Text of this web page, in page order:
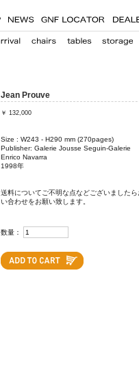
Jean Prouve
￥ 132,000
Size : W243 - H290 mm (270pages)
Publisher: Galerie Jousse Seguin-Galerie
Enrico Navarra
1998年
送料についてご不明な点などございましたら
い合わせをお願い致します。
数量：